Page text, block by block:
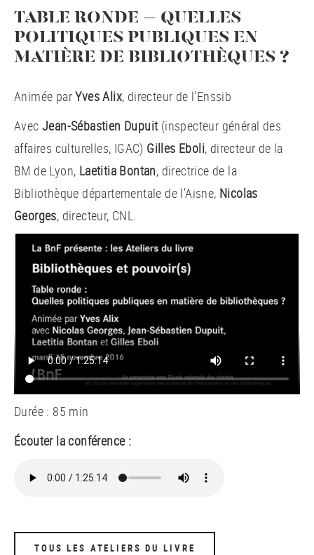
TABLE RONDE – QUELLES
POLITIQUES PUBLIQUES EN
MATIÈRE DE BIBLIOTHÈQUES ?
Animée parYves Alix, directeur de l’Enssib
Avec Jean-Sébastien Dupuit(inspecteur général des
affaires culturelles, IGAC) Gilles Eboli, directeur de la
BM de Lyon, Laetitia Bontan, directrice de la
Bibliothèque départementale de l’Aisne, Nicolas
Georges, directeur, CNL.
Durée : 85 min
Écouter la conférence :
TOUS LES ATELIERS DU LIVRE